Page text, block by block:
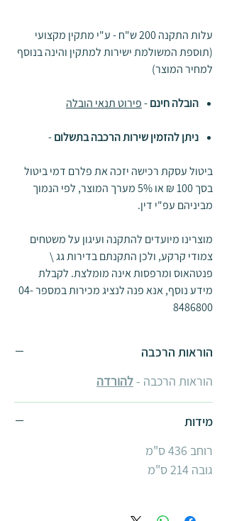
עלות התקנה 200 ש"ח - ע"י מתקין מקצועי
(תוספת המשולמת ישירות למתקין והינה בנוסף
למחיר המוצר)
הובלה חינם-פירוט תנאי הובלה
ניתן להזמין שירות הרכבה בתשלום-
ביטול עסקת רכישה יזכה את פלרם דמי ביטול
בסך 100 ₪ או 5% מערך המוצר, לפי הנמוך
מביניהם עפ"י דין.
מוצרינו מיועדים להתקנה ועיגון על משטחים
צמודי קרקע, ולכן התקנתם בדירות גג \
פנטהאוס ומרפסות אינה מומלצת. לקבלת
מידע נוסף, אנא פנה לנציג מכירות במספר 04-
8486800
הוראות הרכבה
הוראות הרכבה -להורדה
מידות
רוחב 436 ס"מ
גובה 214 ס"מ